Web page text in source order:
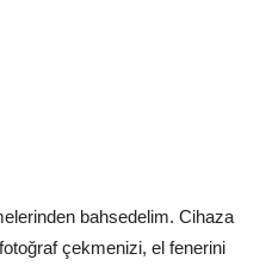
bahsedelim. Cihaza
çekmenizi, el fenerini